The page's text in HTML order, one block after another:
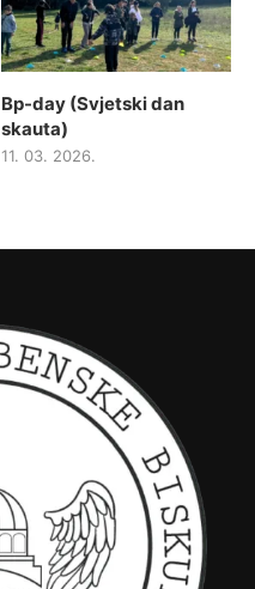
Bp-day (Svjetski dan
skauta)
11. 03. 2026.